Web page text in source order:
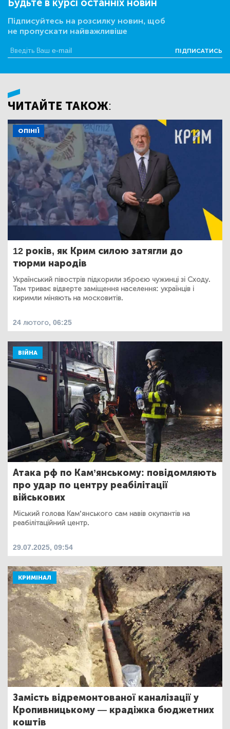
Будьте в курсі останніх новин
Підписуйтесь на розсилку новин, щоб
не пропускати найважливіше
ПІДПИСАТИСЬ
ЧИТАЙТЕ ТАКОЖ:
ОПІНІЇ
12 років, як Крим силою затягли до
тюрми народів
Український півострів підкорили зброєю чужинці зі Сходу.
Там триває відверте заміщення населення: українців і
киримли міняють на московитів.
24 лютого, 06:25
ВІЙНА
Атака рф по Кам’янському: повідомляють
про удар по центру реабілітації
військових
Міський голова Кам’янського сам навів окупантів на
реабілітаційний центр.
29.07.2025, 09:54
КРИМІНАЛ
Замість відремонтованої каналізації у
Кропивницькому — крадіжка бюджетних
коштів